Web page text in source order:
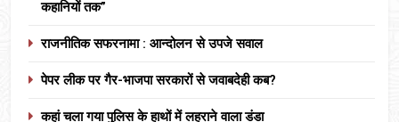
कहानियों तक”
राजनीतिक सफरनामा : आन्दोलन से उपजे सवाल
पेपर लीक पर गैर-भाजपा सरकारों से जवाबदेही कब?
कहां चला गया पुलिस के हाथों में लहराने वाला डंडा